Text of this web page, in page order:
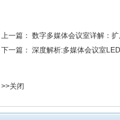
上一篇： 数字多媒体会议室详解：
下一篇： 深度解析:多媒体会议室
>>关闭